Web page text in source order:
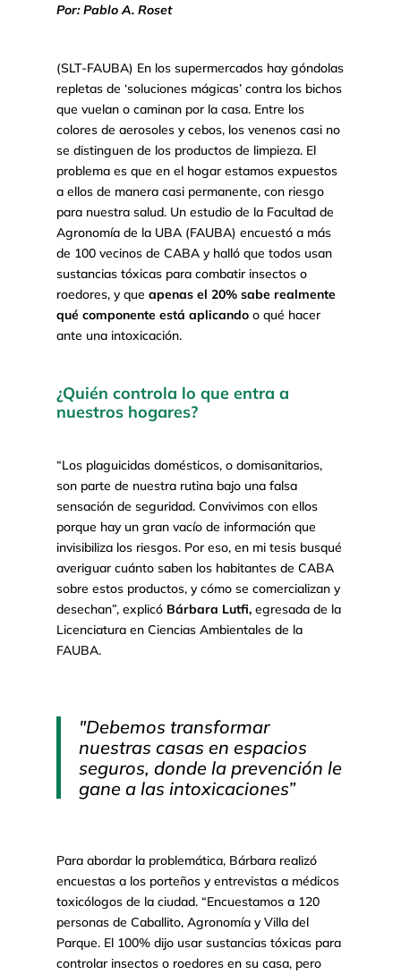
Por: Pablo A. Roset
(SLT-FAUBA) En los supermercados hay góndolas
repletas de ‘soluciones mágicas’ contra los bichos
que vuelan o caminan por la casa. Entre los
colores de aerosoles y cebos, los venenos casi no
se distinguen de los productos de limpieza. El
problema es que en el hogar estamos expuestos
a ellos de manera casi permanente, con riesgo
para nuestra salud. Un estudio de la Facultad de
Agronomía de la UBA (FAUBA) encuestó a más
de 100 vecinos de CABA y halló que todos usan
sustancias tóxicas para combatir insectos o
roedores, y que apenas el 20% sabe realmente
qué componente está aplicando o qué hacer
ante una intoxicación.
¿Quién controla lo que entra a
nuestros hogares?
“Los plaguicidas domésticos, o domisanitarios,
son parte de nuestra rutina bajo una falsa
sensación de seguridad. Convivimos con ellos
porque hay un gran vacío de información que
invisibiliza los riesgos. Por eso, en mi tesis busqué
averiguar cuánto saben los habitantes de CABA
sobre estos productos, y cómo se comercializan y
desechan”, explicó Bárbara Lutfi,egresada de la
Licenciatura en Ciencias Ambientales de la
FAUBA.
"Debemos transformar
nuestras casas en espacios
seguros, donde la prevención le
gane a las intoxicaciones”
Para abordar la problemática, Bárbara realizó
encuestas a los porteños y entrevistas a médicos
toxicólogos de la ciudad. “Encuestamos a 120
personas de Caballito, Agronomía y Villa del
Parque. El 100% dijo usar sustancias tóxicas para
controlar insectos o roedores en su casa, pero